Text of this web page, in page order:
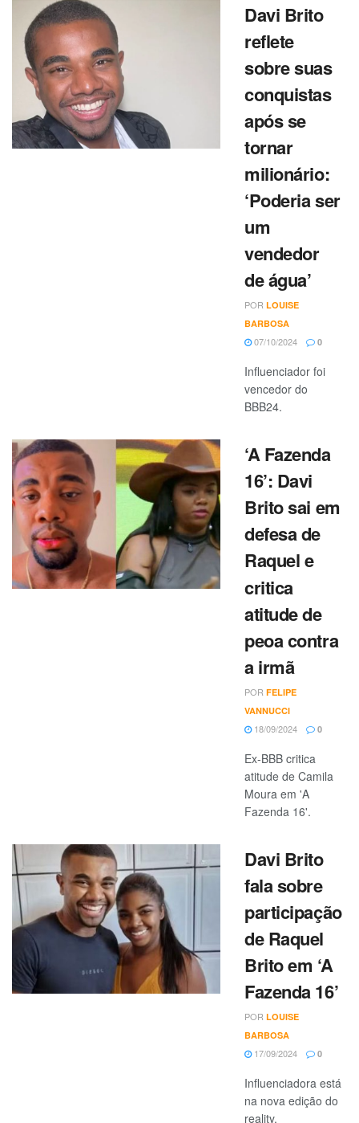
Davi Brito
reflete
sobre suas
conquistas
após se
tornar
milionário:
‘Poderia ser
um
vendedor
de água’
POR LOUISE
BARBOSA
07/10/2024 0
Influenciador foi
vencedor do
BBB24.
‘A Fazenda
16’: Davi
Brito sai em
defesa de
Raquel e
critica
atitude de
peoa contra
a irmã
POR FELIPE
VANNUCCI
18/09/2024 0
Ex-BBB critica
atitude de Camila
Moura em 'A
Fazenda 16'.
Davi Brito
fala sobre
participação
de Raquel
Brito em ‘A
Fazenda 16’
POR LOUISE
BARBOSA
17/09/2024 0
Influenciadora está
na nova edição do
reality.